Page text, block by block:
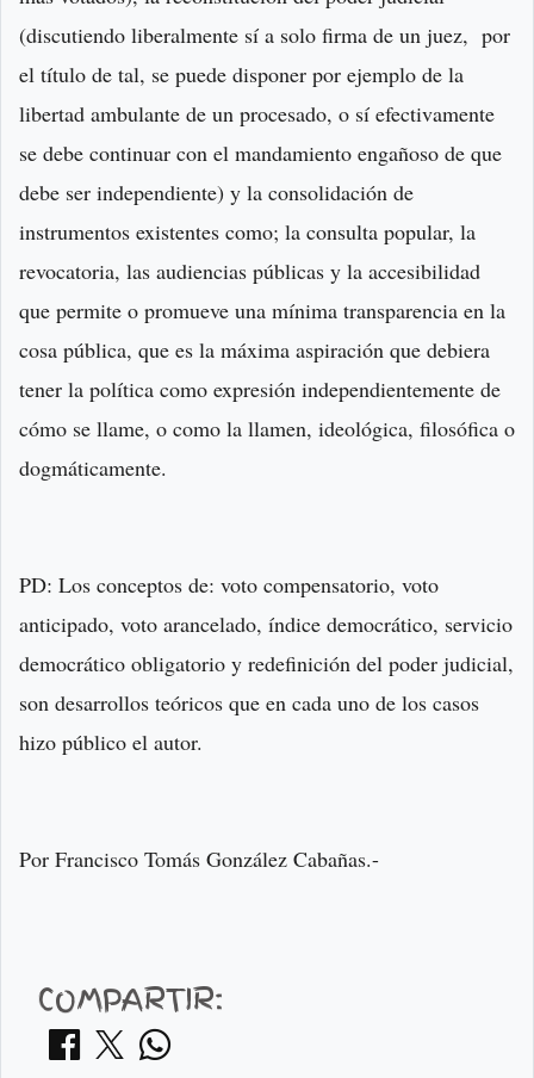
(discutiendo liberalmente sí a solo firma de un juez, por
el título de tal, se puede disponer por ejemplo de la
libertad ambulante de un procesado, o sí efectivamente
se debe continuar con el mandamiento engañoso de que
debe ser independiente) y la consolidación de
instrumentos existentes como; la consulta popular, la
revocatoria, las audiencias públicas y la accesibilidad
que permite o promueve una mínima transparencia en la
cosa pública, que es la máxima aspiración que debiera
tener la política como expresión independientemente de
cómo se llame, o como la llamen, ideológica, filosófica o
dogmáticamente.
PD: Los conceptos de: voto compensatorio, voto
anticipado, voto arancelado, índice democrático, servicio
democrático obligatorio y redefinición del poder judicial,
son desarrollos teóricos que en cada uno de los casos
hizo público el autor.
Por Francisco Tomás González Cabañas.-
COMPARTIR: